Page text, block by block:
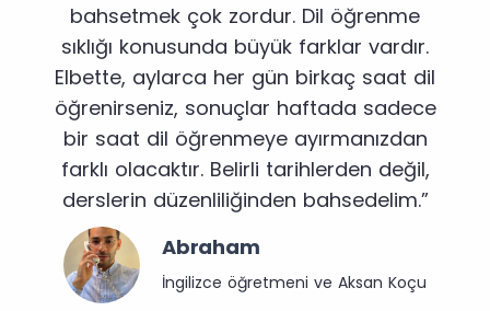
bahsetmek çok zordur. Dil öğrenme
sıklığı konusunda büyük farklar vardır.
Elbette, aylarca her gün birkaç saat dil
öğrenirseniz, sonuçlar haftada sadece
bir saat dil öğrenmeye ayırmanızdan
farklı olacaktır. Belirli tarihlerden değil,
derslerin düzenliliğinden bahsedelim.”
Abraham
İngilizce öğretmeni ve Aksan Koçu